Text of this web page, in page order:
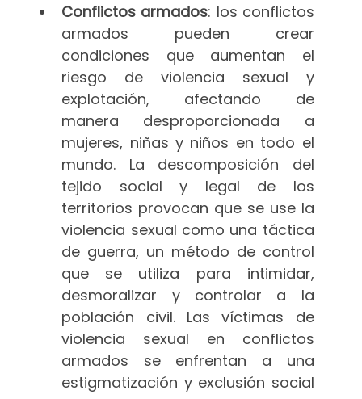
Conflictos armados: los conflictos
armados pueden crear
condiciones que aumentan el
riesgo de violencia sexual y
explotación, afectando de
manera desproporcionada a
mujeres, niñas y niños en todo el
mundo. La descomposición del
tejido social y legal de los
territorios provocan que se use la
violencia sexual como una táctica
de guerra, un método de control
que se utiliza para intimidar,
desmoralizar y controlar a la
población civil. Las víctimas de
violencia sexual en conflictos
armados se enfrentan a una
estigmatización y exclusión social